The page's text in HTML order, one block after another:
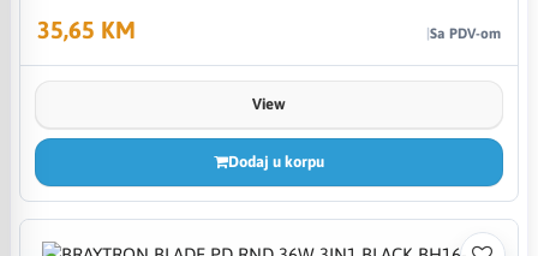
35,65 KM Sa PDV-om
View
Dodaj u korpu